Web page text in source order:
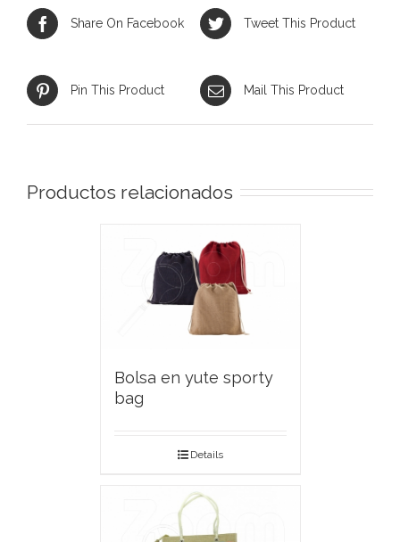
Share On Facebook Tweet This Product
Pin This Product Mail This Product
Productos relacionados
Bolsa en yute sporty
bag
Details